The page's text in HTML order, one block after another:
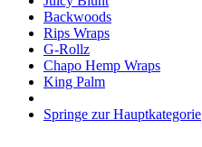
Backwoods
Rips Wraps
G-Rollz
Chapo Hemp Wraps
King Palm
Springe zur Hauptkategorie